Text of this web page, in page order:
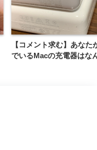
【コメント求む】あなた
でいるMacの充電器はな